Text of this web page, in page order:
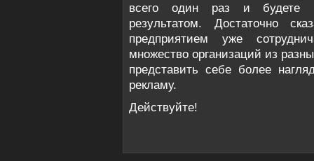
всего один раз и будете
результатом. Достаточно
предприятием уже
множество организаций из
представить себе более
рекламу.
Действуйте!